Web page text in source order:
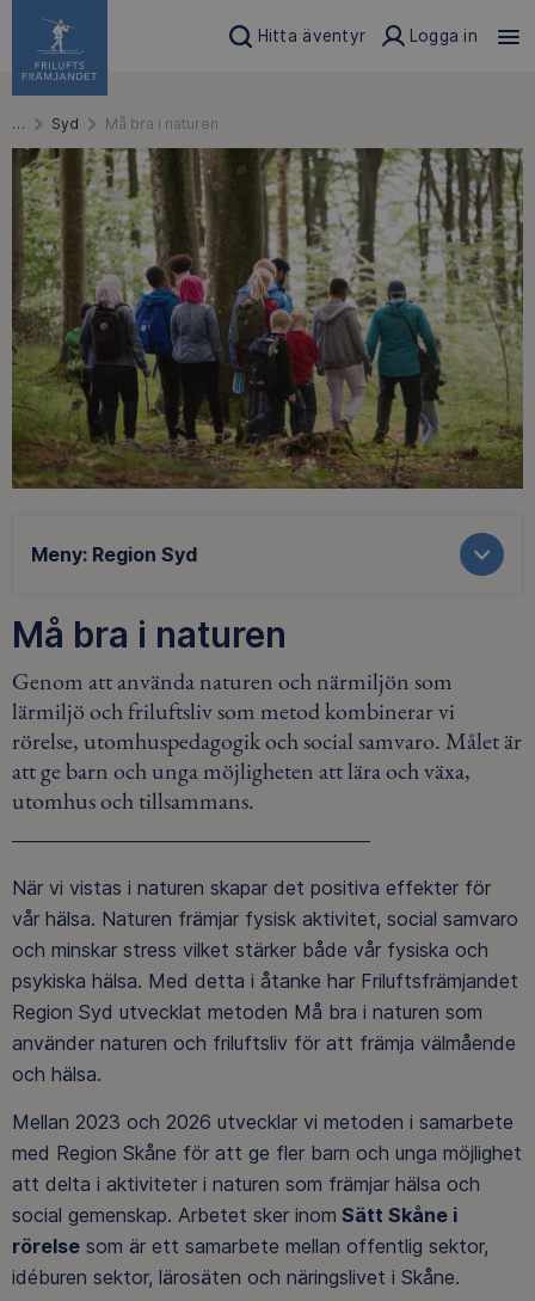
Hitta äventyr Logga in
… Syd Må bra i naturen
Meny: Region Syd
Må bra i naturen
Genom att använda naturen och närmiljön som
lärmiljö och friluftsliv som metod kombinerar vi
rörelse, utomhuspedagogik och social samvaro. Målet är
att ge barn och unga möjligheten att lära och växa,
utomhus och tillsammans.
När vi vistas i naturen skapar det positiva effekter för
vår hälsa. Naturen främjar fysisk aktivitet, social samvaro
och minskar stress vilket stärker både vår fysiska och
psykiska hälsa. Med detta i åtanke har Friluftsfrämjandet
Region Syd utvecklat metoden Må bra i naturen som
använder naturen och friluftsliv för att främja välmående
och hälsa.
Mellan 2023 och 2026 utvecklar vi metoden i samarbete
med Region Skåne för att ge fler barn och unga möjlighet
att delta i aktiviteter i naturen som främjar hälsa och
social gemenskap. Arbetet sker inom Sätt Skåne i
rörelse som är ett samarbete mellan offentlig sektor,
idéburen sektor, lärosäten och näringslivet i Skåne.